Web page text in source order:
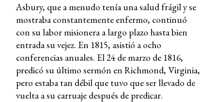
Asbury, que a menudo tenía una salud frágil y se
mostraba constantemente enfermo, continuó
con su labor misionera a largo plazo hasta bien
entrada su vejez. En 1815, asistió a ocho
conferencias anuales. El 24 de marzo de 1816,
predicó su último sermón en Richmond, Virginia,
pero estaba tan débil que tuvo que ser llevado de
vuelta a su carruaje después de predicar.